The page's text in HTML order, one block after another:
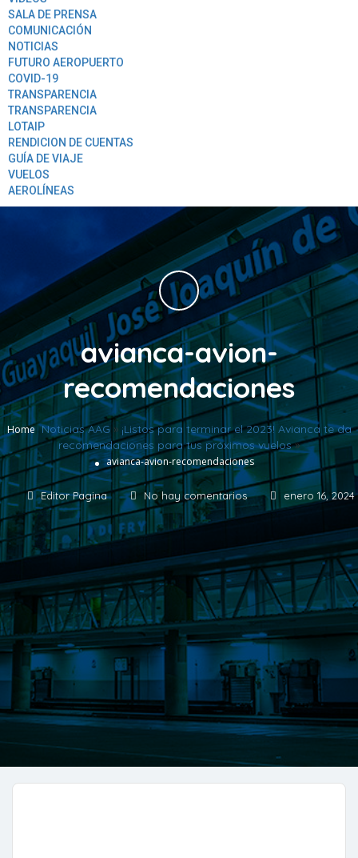
SALA DE PRENSA
COMUNICACIÓN
NOTICIAS
FUTURO AEROPUERTO
COVID-19
TRANSPARENCIA
TRANSPARENCIA
LOTAIP
RENDICION DE CUENTAS
GUÍA DE VIAJE
VUELOS
AEROLÍNEAS
avianca-avion-
recomendaciones
Home Noticias AAG » ¡Listos para terminar el 2023! Avianca te da
recomendaciones para tus próximos vuelos»
avianca-avion-recomendaciones
Editor Pagina No hay comentarios enero 16, 2024